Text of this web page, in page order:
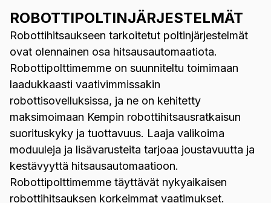
toistettavat, korkealaatuiset hitsit
suorituskykyisillä
kaarihitsaussovelluksilla.
ROBOTTIPOLTINJÄRJESTELMÄT
Robottihitsaukseen tarkoitetut poltinjärjestelmät
ovat olennainen osa hitsausautomaatiota.
Robottipolttimemme on suunniteltu toimimaan
laadukkaasti vaativimmissakin
robottisovelluksissa, ja ne on kehitetty
maksimoimaan Kempin robottihitsausratkaisun
suorituskyky ja tuottavuus. Laaja valikoima
moduuleja ja lisävarusteita tarjoaa joustavuutta ja
kestävyyttä hitsausautomaatioon.
Robottipolttimemme täyttävät nykyaikaisen
robottihitsauksen korkeimmat vaatimukset.